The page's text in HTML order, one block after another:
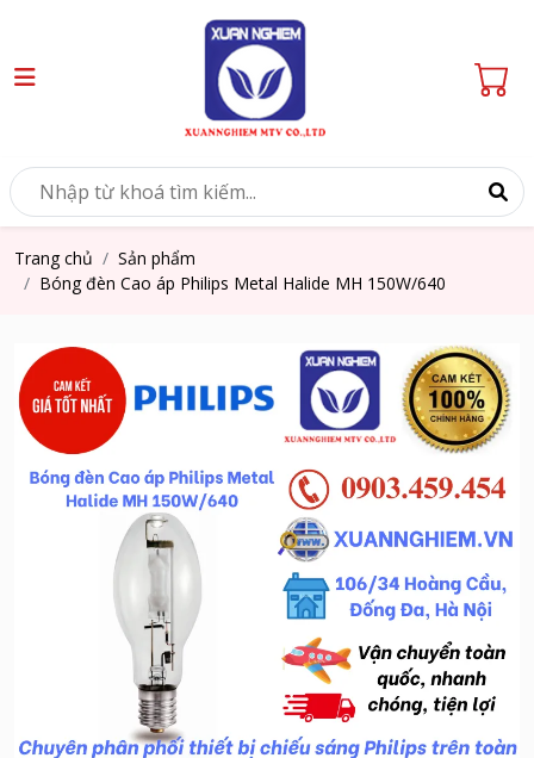
Trang chủ
Sản phẩm
Bóng đèn Cao áp Philips Metal Halide MH 150W/640